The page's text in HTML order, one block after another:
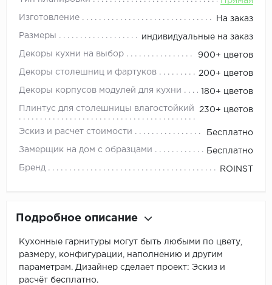
Изготовление На заказ
Размеры индивидуальные на заказ
Декоры кухни на выбор 900+ цветов
Декоры столешниц и фартуков 200+ цветов
Декоры корпусов модулей для кухни 180+ цветов
Плинтус для столешницы влагостойкий 230+ цветов
Эскиз и расчет стоимости Бесплатно
Замерщик на дом с образцами Бесплатно
Бренд ROINST
Подробное описание
Кухонные гарнитуры могут быть любыми по цвету,
размеру, конфигурации, наполнению и другим
параметрам. Дизайнер сделает проект: Эскиз и
расчёт бесплатно.